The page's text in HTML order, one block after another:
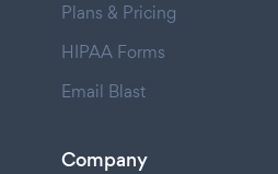
Plans & Pricing
HIPAA Forms
Email Blast
Company